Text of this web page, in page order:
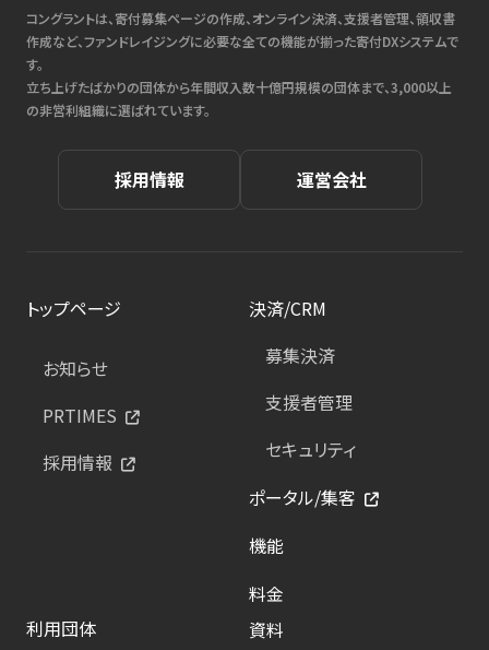
コングラントは、寄付募集ページの作成、オンライン決済、支援者管理、領収書
作成など、ファンドレイジングに必要な全ての機能が揃った寄付DXシステムで
す。
立ち上げたばかりの団体から年間収入数十億円規模の団体まで、3,000以上
の非営利組織に選ばれています。
採用情報 運営会社
トップページ
お知らせ
PRTIMES
採用情報
決済/CRM
募集決済
支援者管理
セキュリティ
ポータル/集客
機能
料金
利用団体
資料